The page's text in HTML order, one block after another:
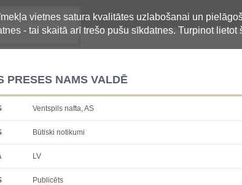
vietnes satura kvalitātes uzlabošanai un
- tai skaitā arī trešo pušu sīkdatnes. Turpinot
informācijas
sistēma
PRESES NAMS VALDĒ
Ventspils nafta, AS
Būtiski notikumi
LV
Publicēts